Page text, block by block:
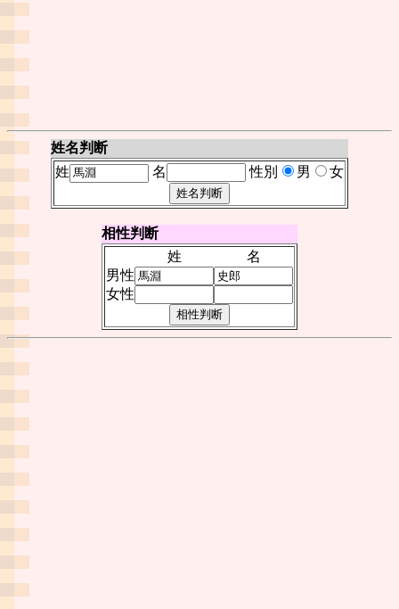
姓名判断
姓
名 性別 男 女
相性判断
姓
名
男性
女性